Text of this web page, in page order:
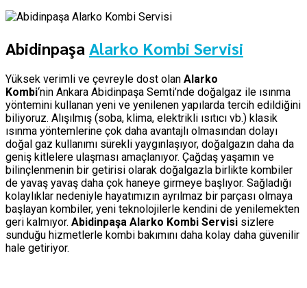
Abidinpaşa Alarko Kombi Servisi
Yüksek verimli ve çevreyle dost olan Alarko
Kombi‘nin Ankara Abidinpaşa Semti’nde doğalgaz ile ısınma
yöntemini kullanan yeni ve yenilenen yapılarda tercih edildiğini
biliyoruz. Alışılmış (soba, klima, elektrikli ısıtıcı vb.) klasik
ısınma yöntemlerine çok daha avantajlı olmasından dolayı
doğal gaz kullanımı sürekli yaygınlaşıyor, doğalgazın daha da
geniş kitlelere ulaşması amaçlanıyor. Çağdaş yaşamın ve
bilinçlenmenin bir getirisi olarak doğalgazla birlikte kombiler
de yavaş yavaş daha çok haneye girmeye başlıyor. Sağladığı
kolaylıklar nedeniyle hayatımızın ayrılmaz bir parçası olmaya
başlayan kombiler, yeni teknolojilerle kendini de yenilemekten
geri kalmıyor. Abidinpaşa Alarko Kombi Servisi sizlere
sunduğu hizmetlerle kombi bakımını daha kolay daha güvenilir
hale getiriyor.